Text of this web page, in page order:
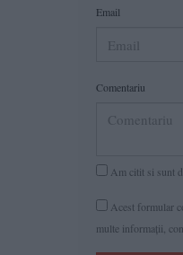
Email
Comentariu
Am citit si sunt
Acest formular
multe informaţii,